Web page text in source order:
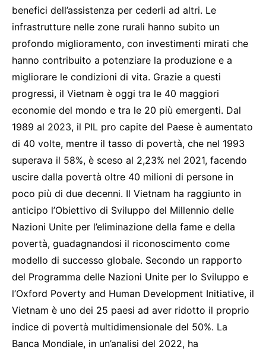
benefici dell’assistenza per cederli ad altri. Le
infrastrutture nelle zone rurali hanno subito un
profondo miglioramento, con investimenti mirati che
hanno contribuito a potenziare la produzione e a
migliorare le condizioni di vita. Grazie a questi
progressi, il Vietnam è oggi tra le 40 maggiori
economie del mondo e tra le 20 più emergenti. Dal
1989 al 2023, il PIL pro capite del Paese è aumentato
di 40 volte, mentre il tasso di povertà, che nel 1993
superava il 58%, è sceso al 2,23% nel 2021, facendo
uscire dalla povertà oltre 40 milioni di persone in
poco più di due decenni. Il Vietnam ha raggiunto in
anticipo l’Obiettivo di Sviluppo del Millennio delle
Nazioni Unite per l’eliminazione della fame e della
povertà, guadagnandosi il riconoscimento come
modello di successo globale. Secondo un rapporto
del Programma delle Nazioni Unite per lo Sviluppo e
l’Oxford Poverty and Human Development Initiative, il
Vietnam è uno dei 25 paesi ad aver ridotto il proprio
indice di povertà multidimensionale del 50%. La
Banca Mondiale, in un’analisi del 2022, ha